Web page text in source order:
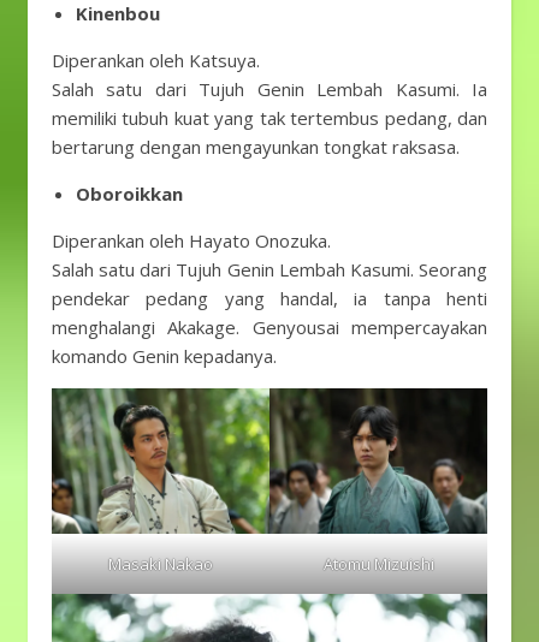
Kinenbou
Diperankan oleh Katsuya.
Salah satu dari Tujuh Genin Lembah Kasumi. Ia
memiliki tubuh kuat yang tak tertembus pedang, dan
bertarung dengan mengayunkan tongkat raksasa.
Oboroikkan
Diperankan oleh Hayato Onozuka.
Salah satu dari Tujuh Genin Lembah Kasumi. Seorang
pendekar pedang yang handal, ia tanpa henti
menghalangi Akakage. Genyousai mempercayakan
komando Genin kepadanya.
Masaki Nakao Atomu Mizuishi